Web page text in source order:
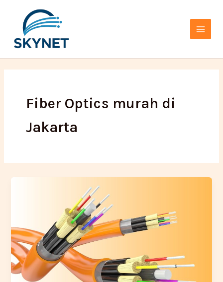
konten
Menu
Fiber Optics murah di
Jakarta